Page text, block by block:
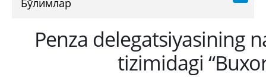
Бўлимлар
Penza delegatsiyasining
tizimidagi